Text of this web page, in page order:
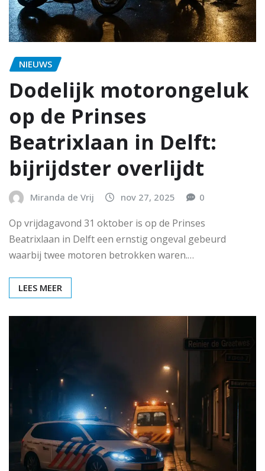
NIEUWS
Dodelijk motorongeluk
op de Prinses
Beatrixlaan in Delft:
bijrijdster overlijdt
Miranda de Vrij nov 27, 2025 0
Op vrijdagavond 31 oktober is op de Prinses
Beatrixlaan in Delft een ernstig ongeval gebeurd
waarbij twee motoren betrokken waren.…
LEES MEER